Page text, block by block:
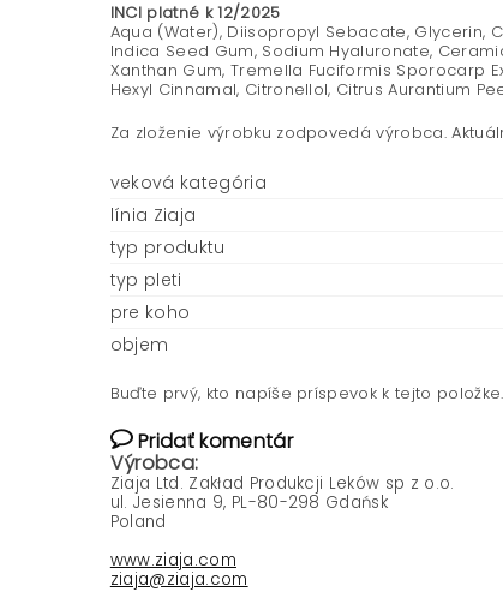
INCI platné k 12/2025
Aqua (Water), Diisopropyl Sebacate, Glycerin,
Indica Seed Gum, Sodium Hyaluronate,
Xanthan Gum, Tremella Fuciformis Sporocarp
Hexyl Cinnamal, Citronellol, Citrus Aurantium
Za zloženie výrobku zodpovedá výrobca.
veková kategória
línia Ziaja
typ produktu
typ pleti
pre koho
objem
Buďte prvý, kto napíše príspevok k tejto položke.
Pridať komentár
Výrobca:
Ziaja Ltd. Zakład Produkcji Leków sp z o.o.
ul. Jesienna 9, PL-80-298 Gdańsk
Poland
www.ziaja.com
ziaja@ziaja.com